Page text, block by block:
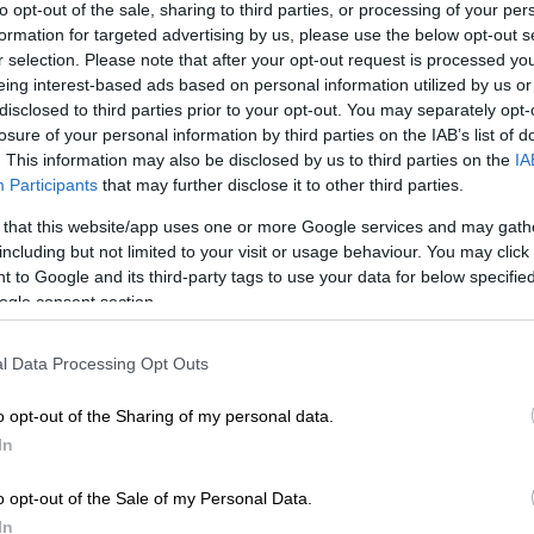
opt-out of the sale, sharing to third parties, or processing of your
for targeted advertising by us, please use the below opt-out
selection. Please note that after your opt-out request is processed
interest-based ads based on personal information utilized by us
to third parties prior to your opt-out. You may separately
of your personal information by third parties on the IAB’s list of
This information may also be disclosed by us to third parties on the
Participants that may further disclose it to other third parties.
that this website/app uses one or more Google services and may
but not limited to your visit or usage behaviour. You may
to Google and its third-party tags to use your data for below
consent section.
Data Processing Opt Outs
opt-out of the Sharing of my personal data.
opt-out of the Sale of my Personal Data.
Άγνωστου Στρατιώτη, με τους εύζωνες
Αντάρτη.
Ποντίων: «Ο χρόνος δεν έχει
δέχεται τη Γενοκτονία των
φρικαλεότητες»
δέηση, χαιρετισμοί, καθώς και η
του Αγίου Όρους, στρατηγό εν